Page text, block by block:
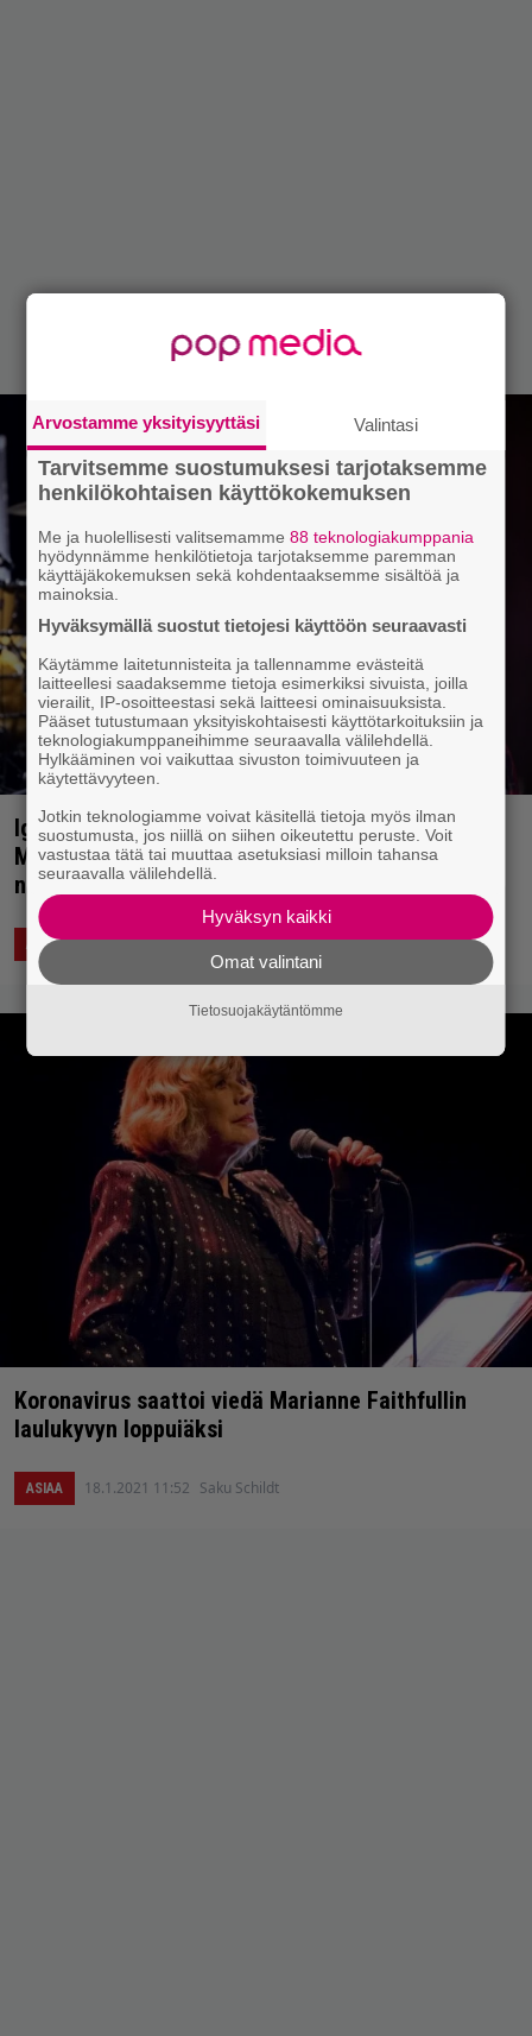
Iggy Pop, Shirley Manson… – pian ilmestyvältä
Marianne Faithfull -coveralbumilta löytyy kovia
nimiä
ASIAA 12.11.2023 14:07 Anssi Eriksson
Koronavirus saattoi viedä Marianne Faithfullin
laulukyvyn loppuiäksi
ASIAA 18.1.2021 11:52 Saku Schildt
Arvostamme yksityisyyttäsi Valintasi
Tarvitsemme suostumuksesi tarjotaksemme
henkilökohtaisen käyttökokemuksen
Me ja huolellisesti valitsemamme88 teknologiakumppania
hyödynnämme henkilötietoja tarjotaksemme paremman
käyttäjäkokemuksen sekä kohdentaaksemme sisältöä ja
mainoksia.
Hyväksymällä suostut tietojesi käyttöön seuraavasti
Käytämme laitetunnisteita ja tallennamme evästeitä
laitteellesi saadaksemme tietoja esimerkiksi sivuista, joilla
vierailit, IP-osoitteestasi sekä laitteesi ominaisuuksista.
Pääset tutustumaan yksityiskohtaisesti käyttötarkoituksiin ja
teknologiakumppaneihimme seuraavalla välilehdellä.
Hylkääminen voi vaikuttaa sivuston toimivuuteen ja
käytettävyyteen.
Jotkin teknologiamme voivat käsitellä tietoja myös ilman
suostumusta, jos niillä on siihen oikeutettu peruste. Voit
vastustaa tätä tai muuttaa asetuksiasi milloin tahansa
seuraavalla välilehdellä.
Hyväksyn kaikki
Omat valintani
Tietosuojakäytäntömme